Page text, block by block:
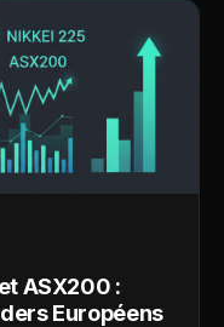
ASX200 :
Européens